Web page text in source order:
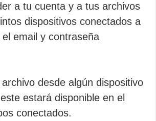
a tu cuenta y a tus archivos
dispositivos conectados a
email y contraseña
desde algún dispositivo
estará disponible en el
conectados.